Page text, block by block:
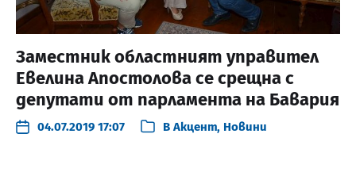
Заместник областният управител
Евелина Апостолова се срещна с
депутати от парламента на Бавария
04.07.2019 17:07 В Акцент, Новини